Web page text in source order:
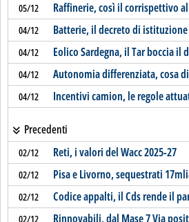
05/12 Raffinerie, così il corrispettivo
04/12 Batterie, il decreto di
04/12 Eolico Sardegna, il Tar boccia il
04/12 Autonomia differenziata, cosa
04/12 Incentivi camion, le regole
Precedenti
02/12 Reti, i valori del Wacc 2025-27
02/12 Pisa e Livorno, sequestrati
02/12 Codice appalti, il Cds rende il
02/12 Rinnovabili, dal Mase 7 Via